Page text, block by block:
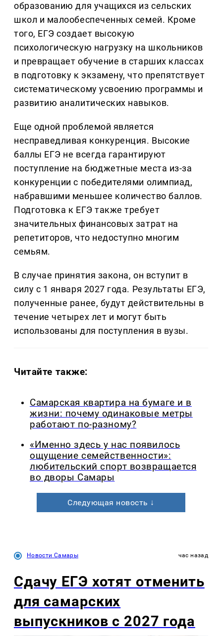
образованию для учащихся из сельских
школ и малообеспеченных семей. Кроме
того, ЕГЭ создает высокую
психологическую нагрузку на школьников
и превращает обучение в старших классах
в подготовку к экзамену, что препятствует
систематическому усвоению программы и
развитию аналитических навыков.
Еще одной проблемой является
несправедливая конкуренция. Высокие
баллы ЕГЭ не всегда гарантируют
поступление на бюджетные места из-за
конкуренции с победителями олимпиад,
набравшими меньшее количество баллов.
Подготовка к ЕГЭ также требует
значительных финансовых затрат на
репетиторов, что недоступно многим
семьям.
В случае принятия закона, он вступит в
силу с 1 января 2027 года. Результаты ЕГЭ,
полученные ранее, будут действительны в
течение четырех лет и могут быть
использованы для поступления в вузы.
Читайте также:
Самарская квартира на бумаге и в
жизни: почему одинаковые метры
работают по-разному?
«Именно здесь у нас появилось
ощущение семейственности»:
любительский спорт возвращается
во дворы Самары
Следующая новость ↓
Новости Самары час назад
Сдачу ЕГЭ хотят отменить
для самарских
выпускников с 2027 года